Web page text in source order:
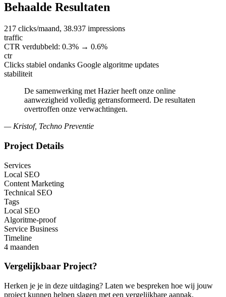
Behaalde Resultaten
217 clicks/maand, 38.937 impressions
traffic
CTR verdubbeld: 0.3% → 0.6%
ctr
Clicks stabiel ondanks Google algoritme updates
stabiliteit
De samenwerking met Hazier heeft onze online
aanwezigheid volledig getransformeerd. De resultaten
overtroffen onze verwachtingen.
— Kristof, Techno Preventie
Project Details
Services
Local SEO
Content Marketing
Technical SEO
Tags
Local SEO
Algoritme-proof
Service Business
Timeline
4 maanden
Vergelijkbaar Project?
Herken je je in deze uitdaging? Laten we bespreken hoe wij jouw
project kunnen helpen slagen met een vergelijkbare aanpak.